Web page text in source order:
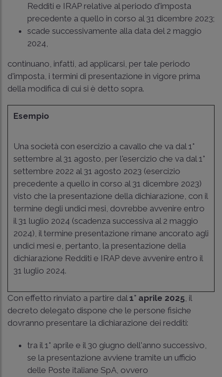
Redditi e IRAP relative al periodo d'imposta
precedente a quello in corso al 31 dicembre 2023;
scade successivamente alla data del 2 maggio
2024,
continuano, infatti, ad applicarsi, per tale periodo
d'imposta, i termini di presentazione in vigore prima
della modifica di cui si è detto sopra.
Esempio
Una società con esercizio a cavallo che va dal 1°
settembre al 31 agosto, per l'esercizio che va dal 1°
settembre 2022 al 31 agosto 2023 (esercizio
precedente a quello in corso al 31 dicembre 2023)
visto che la presentazione della dichiarazione, con il
termine degli undici mesi, dovrebbe avvenire entro
il 31 luglio 2024 (scadenza successiva al 2 maggio
2024), il termine presentazione rimane ancorato agli
undici mesi e, pertanto, la presentazione della
dichiarazione Redditi e IRAP deve avvenire entro il
31 luglio 2024.
Con effetto rinviato a partire dal1° aprile 2025, il
decreto delegato dispone che le persone fisiche
dovranno presentare la dichiarazione dei redditi:
tra il 1° aprile e il 30 giugno dell'anno successivo,
se la presentazione avviene tramite un ufficio
delle Poste italiane SpA, ovvero